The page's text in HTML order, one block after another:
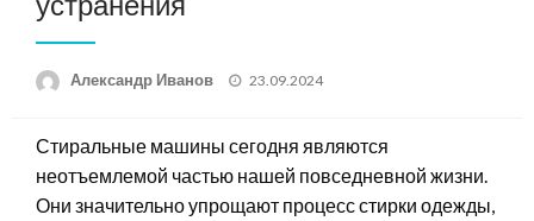
Александр Иванов
Posted
23.09.2024
Стиральные машины сегодня являются
неотъемлемой частью нашей повседневной жизни.
Они значительно упрощают процесс стирки одежды,